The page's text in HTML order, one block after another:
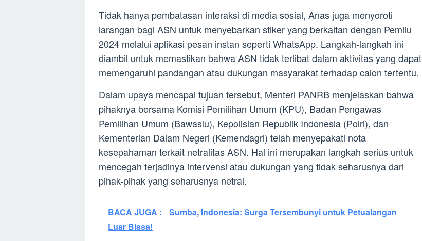
Tidak hanya pembatasan interaksi di media sosial, Anas juga menyoroti
larangan bagi ASN untuk menyebarkan stiker yang berkaitan dengan Pemilu
2024 melalui aplikasi pesan instan seperti WhatsApp. Langkah-langkah ini
diambil untuk memastikan bahwa ASN tidak terlibat dalam aktivitas yang dapat
memengaruhi pandangan atau dukungan masyarakat terhadap calon tertentu.
Dalam upaya mencapai tujuan tersebut, Menteri PANRB menjelaskan bahwa
pihaknya bersama Komisi Pemilihan Umum (KPU), Badan Pengawas
Pemilihan Umum (Bawaslu), Kepolisian Republik Indonesia (Polri), dan
Kementerian Dalam Negeri (Kemendagri) telah menyepakati nota
kesepahaman terkait netralitas ASN. Hal ini merupakan langkah serius untuk
mencegah terjadinya intervensi atau dukungan yang tidak seharusnya dari
pihak-pihak yang seharusnya netral.
BACA JUGA :
Sumba, Indonesia: Surga Tersembunyi untuk Petualangan
Luar Biasa!